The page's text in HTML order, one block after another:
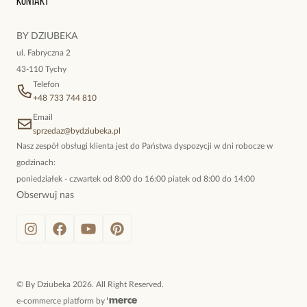
BY DZIUBEKA
ul. Fabryczna 2
43-110 Tychy
Telefon
+48 733 744 810
Email
sprzedaz@bydziubeka.pl
Nasz zespół obsługi klienta jest do Państwa dyspozycji w dni robocze w
godzinach:
poniedziałek - czwartek od 8:00 do 16:00 piatek od 8:00 do 14:00
Obserwuj nas
© By Dziubeka 2026. All Right Reserved.
e-commerce platform by